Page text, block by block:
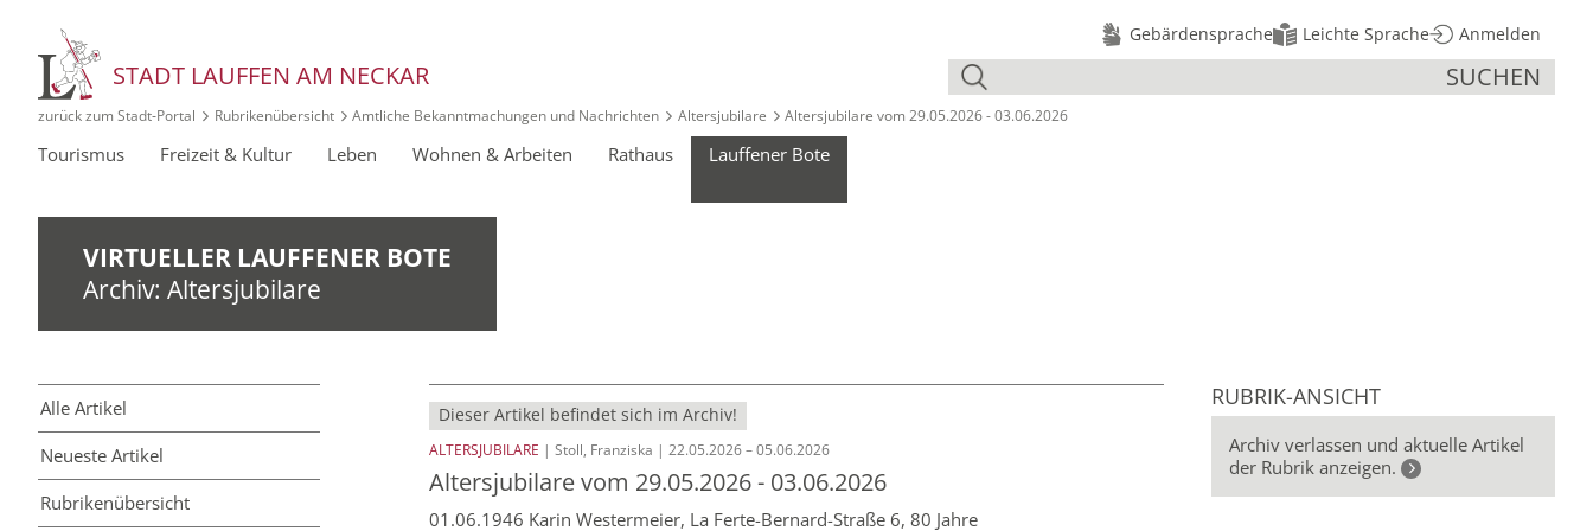
STADT LAUFFEN AM NECKAR
Gebärdensprache Leichte Sprache Anmelden
SUCHEN
zurück zum Stadt‑Portal Rubrikenübersicht Amtliche Bekanntmachungen und Nachrichten Altersjubilare Altersjubilare vom 29.05.2026 - 03.06.2026
Tourismus Freizeit & Kultur Leben Wohnen & Arbeiten Rathaus Lauffener Bote
VIRTUELLER LAUFFENER BOTE
Archiv: Altersjubilare
Alle Artikel
Neueste Artikel
Rubriken­übersicht
Dieser Artikel befindet sich im Archiv!
ALTERSJUBILARE | Stoll, Franziska | 22.05.2026 – 05.06.2026
Altersjubilare vom 29.05.2026 - 03.06.2026
01.06.1946 Karin Westermeier, La Ferte-Bernard-Straße 6, 80 Jahre
RUBRIK-ANSICHT
Archiv verlassen und aktuelle Artikel
der Rubrik anzeigen.